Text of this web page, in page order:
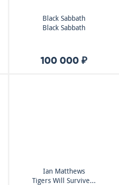
Black Sabbath
Black Sabbath
100 000 ₽
Ian Matthews
Tigers Will Survive...